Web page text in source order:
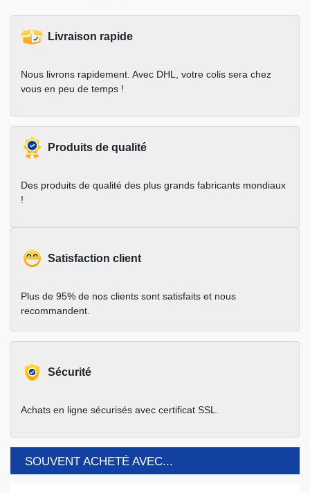
Livraison rapide
Nous livrons rapidement. Avec DHL, votre colis sera chez
vous en peu de temps !
Produits de qualité
Des produits de qualité des plus grands fabricants mondiaux
!
Satisfaction client
Plus de 95% de nos clients sont satisfaits et nous
recommandent.
Sécurité
Achats en ligne sécurisés avec certificat SSL.
SOUVENT ACHETÉ AVEC...